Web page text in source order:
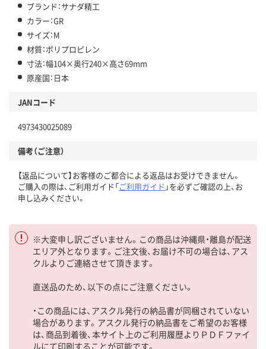
ブランド：サナダ精工
カラー：GR
サイズ：M
材質：ポリプロピレン
寸法：幅104×奥行240×高さ69mm
原産国：日本
JANコード
4973430025089
備考（ご注意）
【返品について】お客様のご都合による返品はお受けできません。
ご購入の際は、ご利用ガイド「ご利用ガイド 」を必ずご確認の上、お
申し込みください。
※大変申し訳ございません。この商品は沖縄県・離島が配送
エリア外となります。ご注文後、お届け不可の場合は、アス
クルよりご連絡させて頂きます。
直送品のため、以下の点にご注意ください。
・この商品には、アスクル発行の納品書が同梱されていない
場合があります。アスクル発行の納品書をご希望のお客様
は、商品到着後、本サイト上のご利用履歴よりＰＤＦファイ
ルにて印刷することが可能です。